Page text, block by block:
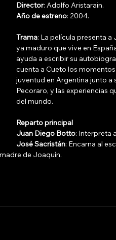
Director: Adolfo Aristarain.
Año de estreno: 2004.
Trama: La película presenta
ya maduro que vive en
ayuda a escribir su
cuenta a Cueto los
juventud en Argentina junto a
Pecoraro, y las experiencias
del mundo.
Reparto principal
Juan Diego Botto: Interpreta
José Sacristán: Encarna al
de Joaquín.